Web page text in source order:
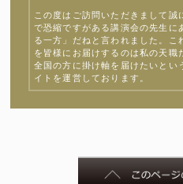
この度はご訪問いただきまして誠
で恐縮ですがある講演会の先生に
る一方」だねと言われました。こ
を皆様にお届けするのは私の天職
全国の方に掛け軸を届けたいとい
イトを運営しております。